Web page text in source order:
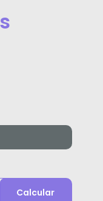
Calcular